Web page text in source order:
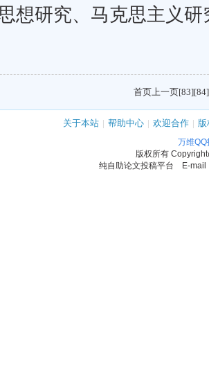
想研究、马克思主义
首页上一页[83][84]
关于本站 | 帮助中心 | 欢迎合作 |
万维
版权所有
纯自助论文投稿平台 E-mail